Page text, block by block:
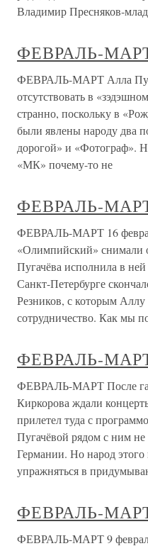
Владимир Пресняков-
ФЕВРАЛЬ-
ФЕВРАЛЬ-МАРТ Алла
отсутствовать в
странно, поскольку в
были явлены народу два
дорогой» и «Фотограф».
«МК» почему-то не
ФЕВРАЛЬ-
ФЕВРАЛЬ-МАРТ 16
«Олимпийский» снимали
Пугачёва исполнила в
Санкт-Петербурге
Резников, с которым Аллу
сотрудничество. Как мы
ФЕВРАЛЬ-
ФЕВРАЛЬ-МАРТ После
Киркорова ждали
прилетел туда с
Пугачёвой рядом с ним не
Германии. Но народ этого
упражняться в
ФЕВРАЛЬ-
ФЕВРАЛЬ-МАРТ 9